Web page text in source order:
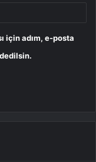
için adım, e-posta